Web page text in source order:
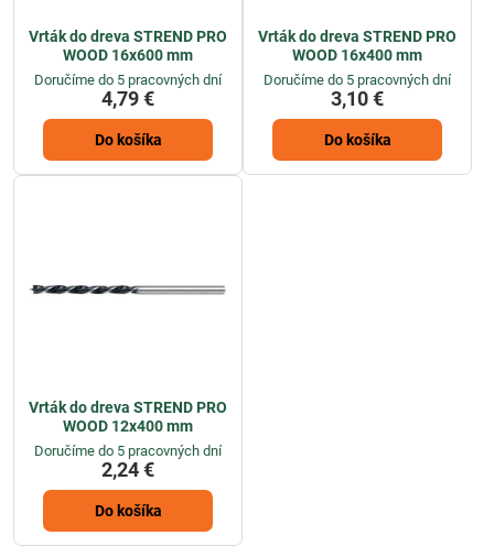
Vrták do dreva STREND PRO
WOOD 16x600 mm
Doručíme do 5 pracovných dní
4,79 €
Do košíka
Vrták do dreva STREND PRO
WOOD 16x400 mm
Doručíme do 5 pracovných dní
3,10 €
Do košíka
Vrták do dreva STREND PRO
WOOD 12x400 mm
Doručíme do 5 pracovných dní
2,24 €
Do košíka